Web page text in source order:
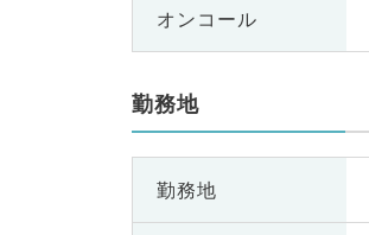
オンコール
勤務地
勤務地